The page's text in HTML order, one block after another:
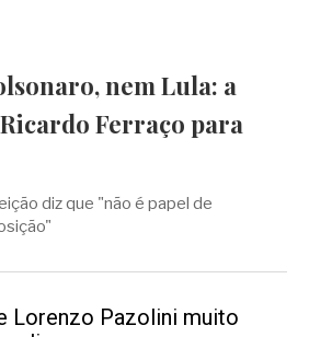
nem Lula: a
Ferraço para
diz que "não é papel de